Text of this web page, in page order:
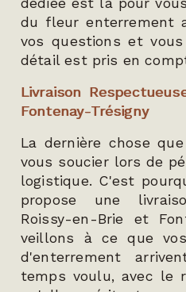
dédiée est là pour
du fleur enterrement
vos questions et
détail est pris en
Livraison
Fontenay-Trésigny
La dernière chose
vous soucier lors de
logistique. C'est
propose une
Roissy-en-Brie et
veillons à ce que
d'enterrement
temps voulu, avec le